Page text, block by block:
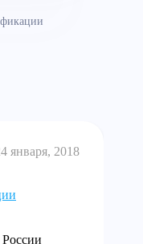
января, 2018